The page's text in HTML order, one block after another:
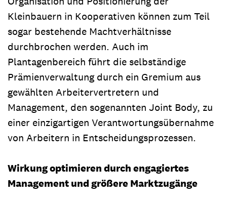
Kleinbauern in Kooperativen können zum Teil
sogar bestehende Machtverhältnisse
durchbrochen werden. Auch im
Plantagenbereich führt die selbständige
Prämienverwaltung durch ein Gremium aus
gewählten Arbeitervertretern und
Management, den sogenannten Joint Body, zu
einer einzigartigen Verantwortungsübernahme
von Arbeitern in Entscheidungsprozessen.
Wirkung optimieren durch engagiertes
Management und größere Marktzugänge